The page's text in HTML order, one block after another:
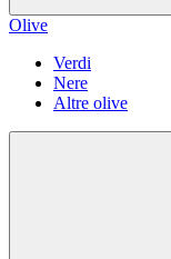
Olive
Verdi
Nere
Altre olive